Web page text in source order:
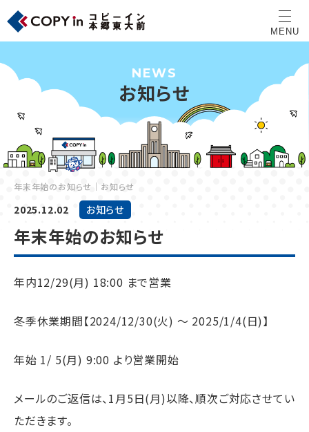
NEWS
お知らせ
年末年始のお知らせ｜お知らせ
2025.12.02 お知らせ
年末年始のお知らせ
年内12/29(月) 18:00 まで営業
冬季休業期間【2024/12/30(火) ～ 2025/1/4(日)】
年始 1/ 5(月) 9:00 より営業開始
メールのご返信は、1月5日(月)以降、順次ご対応させてい
ただきます。